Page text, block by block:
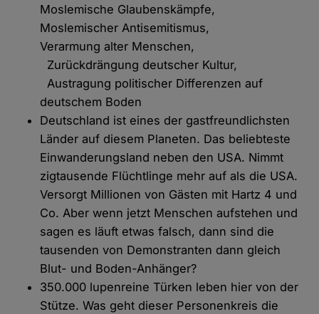
Moslemische Glaubenskämpfe,
Moslemischer Antisemitismus,
Verarmung alter Menschen,
Zurückdrängung deutscher Kultur,
Austragung politischer Differenzen auf
deutschem Boden
Deutschland ist eines der gastfreundlichsten
Länder auf diesem Planeten. Das beliebteste
Einwanderungsland neben den USA. Nimmt
zigtausende Flüchtlinge mehr auf als die USA.
Versorgt Millionen von Gästen mit Hartz 4 und
Co. Aber wenn jetzt Menschen aufstehen und
sagen es läuft etwas falsch, dann sind die
tausenden von Demonstranten dann gleich
Blut- und Boden-Anhänger?
350.000 lupenreine Türken leben hier von der
Stütze. Was geht dieser Personenkreis die